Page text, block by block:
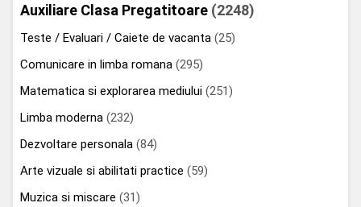
Auxiliare Clasa Pregatitoare (2248)
Teste / Evaluari / Caiete de vacanta (25)
Comunicare in limba romana (295)
Matematica si explorarea mediului (251)
Limba moderna (232)
Dezvoltare personala (84)
Arte vizuale si abilitati practice (59)
Muzica si miscare (31)